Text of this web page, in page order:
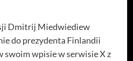
Dmitrij Miedwiediew
do prezydenta Finlandii
swoim wpisie w serwisie X z